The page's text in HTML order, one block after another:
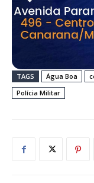
TAGS Água Boa
Polícia Militar